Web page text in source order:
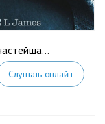
Слушать онлайн